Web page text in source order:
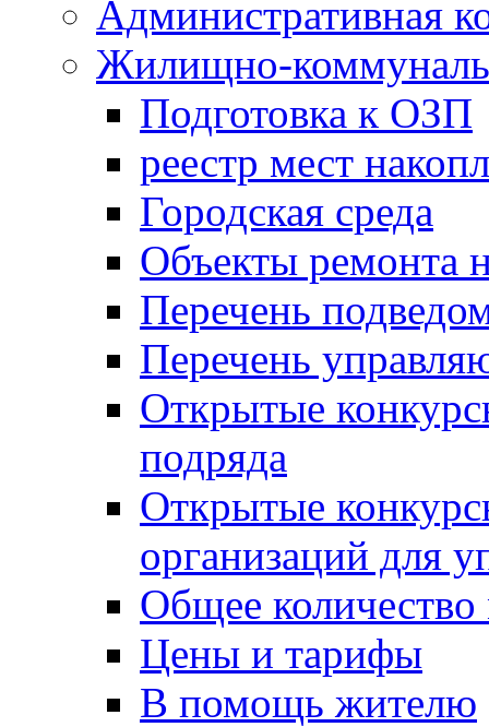
Административная
Жилищно-
Подготовка к ОЗП
реестр мест
Городская среда
Объекты ремонта
Перечень
Перечень
Открытые
подряда
Открытые
организаций для
Общее
Цены и тарифы
В помощь жителю